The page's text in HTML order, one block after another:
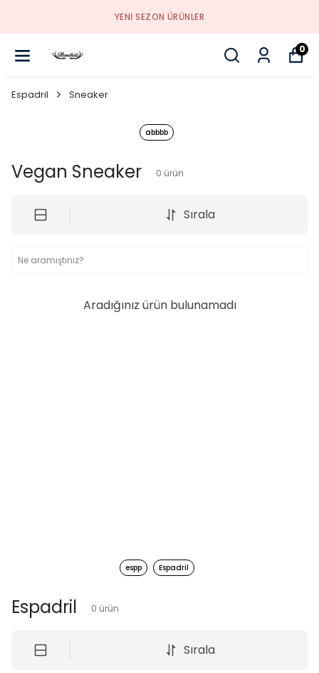
YENI SEZON ÜRÜNLER
0
Espadril Sneaker
abbbb
Vegan Sneaker 0 ürün
Sırala
Aradığınız ürün bulunamadı
espp Espadril
Espadril 0 ürün
Sırala